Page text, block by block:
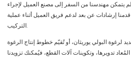
يتمكن مهندسنا من السفر إلى مصنع العميل لإجراء
​​إرشادات عن بعد لدعم فريق العميل أثناء عملية
التركيب.
لرغوة البولي يوريثان، أو تُقيّم خطوط إنتاج الرغوة
تدويرها، وتكوينات آلات القطع، فيُمكنك تزويدنا